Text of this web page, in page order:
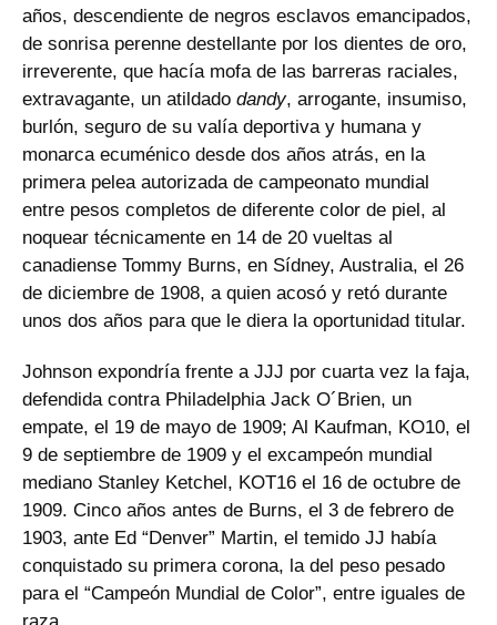
años, descendiente de negros esclavos emancipados,
de sonrisa perenne destellante por los dientes de oro,
irreverente, que hacía mofa de las barreras raciales,
extravagante, un atildado dandy, arrogante, insumiso,
burlón, seguro de su valía deportiva y humana y
monarca ecuménico desde dos años atrás, en la
primera pelea autorizada de campeonato mundial
entre pesos completos de diferente color de piel, al
noquear técnicamente en 14 de 20 vueltas al
canadiense Tommy Burns, en Sídney, Australia, el 26
de diciembre de 1908, a quien acosó y retó durante
unos dos años para que le diera la oportunidad titular.
Johnson expondría frente a JJJ por cuarta vez la faja,
defendida contra Philadelphia Jack O´Brien, un
empate, el 19 de mayo de 1909; Al Kaufman, KO10, el
9 de septiembre de 1909 y el excampeón mundial
mediano Stanley Ketchel, KOT16 el 16 de octubre de
1909. Cinco años antes de Burns, el 3 de febrero de
1903, ante Ed “Denver” Martin, el temido JJ había
conquistado su primera corona, la del peso pesado
para el “Campeón Mundial de Color”, entre iguales de